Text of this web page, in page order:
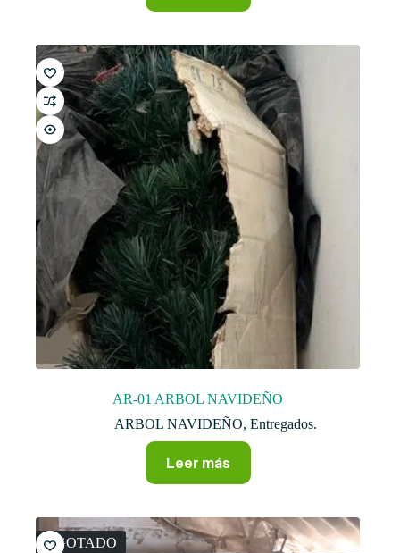
AR-01 ARBOL NAVIDEÑO
ARBOL NAVIDEÑO,Entregados.
Leer más
AGOTADO